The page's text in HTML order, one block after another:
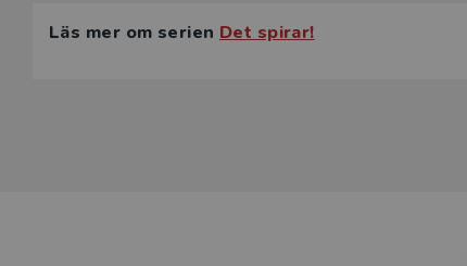
Läs mer om serien Det spirar!